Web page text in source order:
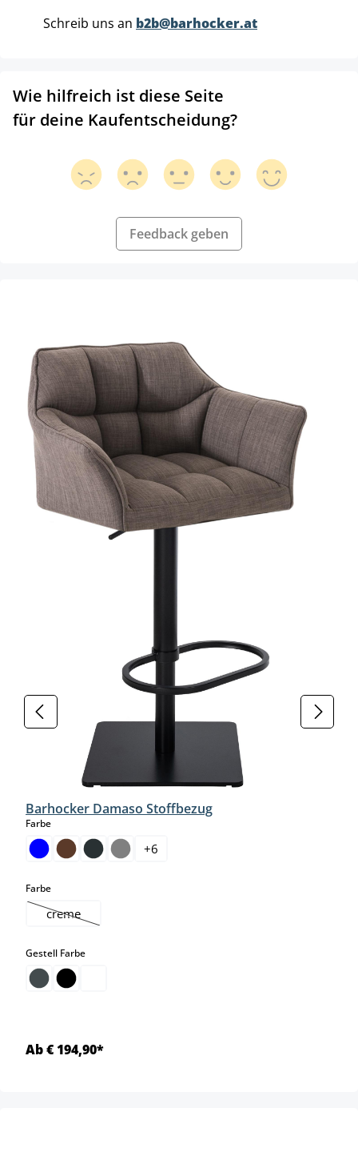
Schreib uns an b2b@barhocker.at
Wie hilfreich ist diese Seite
für deine Kaufentscheidung?
Feedback geben
Barhocker Damaso Stoffbezug
Farbeauswählen
+6
Farbeauswählen
creme
(Diese Option ist zurzeit nicht verfügbar.)
Gestell Farbeauswählen
Ab € 194,90*